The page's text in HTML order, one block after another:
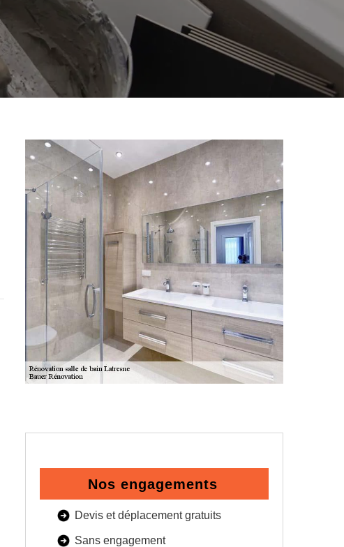
Nos engagements
Devis et déplacement gratuits
Sans engagement